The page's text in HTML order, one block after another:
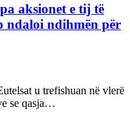
aksionet e tij të
ndaloi ndihmën për
u trefishuan në vlerë
se qasja…